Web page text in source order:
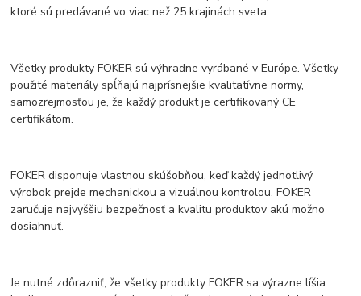
ktoré sú predávané vo viac než 25 krajinách sveta.
Všetky produkty FOKER sú výhradne vyrábané v Európe. Všetky
použité materiály spĺňajú najprísnejšie kvalitatívne normy,
samozrejmosťou je, že každý produkt je certifikovaný CE
certifikátom.
FOKER disponuje vlastnou skúšobňou, keď každý jednotlivý
výrobok prejde mechanickou a vizuálnou kontrolou. FOKER
zaručuje najvyššiu bezpečnosť a kvalitu produktov akú možno
dosiahnuť.
Je nutné zdôrazniť, že všetky produkty FOKER sa výrazne líšia